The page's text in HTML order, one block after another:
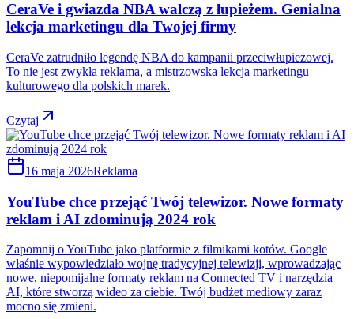
CeraVe i gwiazda NBA walczą z łupieżem. Genialna
lekcja marketingu dla Twojej firmy
CeraVe zatrudniło legendę NBA do kampanii przeciwłupieżowej.
To nie jest zwykła reklama, a mistrzowska lekcja marketingu
kulturowego dla polskich marek.
Czytaj
16 maja 2026Reklama
YouTube chce przejąć Twój telewizor. Nowe formaty
reklam i AI zdominują 2024 rok
Zapomnij o YouTube jako platformie z filmikami kotów. Google
właśnie wypowiedziało wojnę tradycyjnej telewizji, wprowadzając
nowe, niepomijalne formaty reklam na Connected TV i narzędzia
AI, które stworzą wideo za ciebie. Twój budżet mediowy zaraz
mocno się zmieni.